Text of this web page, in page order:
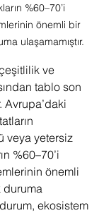
%60–70’i
önemli bir
ulaşamamıştır.
ve
tablo son
Avrupa’daki
veya yetersiz
%60–70’i
önemli
duruma
ekosistem